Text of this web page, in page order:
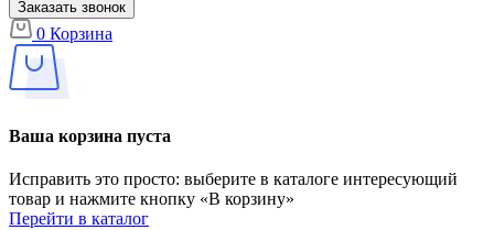
Заказать звонок
0 Корзина
Ваша корзина пуста
Исправить это просто: выберите в каталоге интересующий
товар и нажмите кнопку «В корзину»
Перейти в каталог